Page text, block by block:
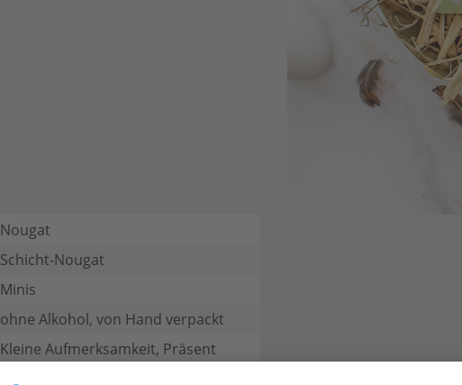
Nougat
Schicht-Nougat
Minis
ohne Alkohol, von Hand verpackt
Kleine Aufmerksamkeit, Präsent